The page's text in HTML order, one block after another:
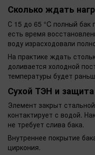
Сколько ждать
С 15 до 65 °C полный бак
есть время
воду израсходовали
На практике ждать
доливается холодной
температуры будет
Сухой ТЭН и
Элемент закрыт
контактирует с водой.
не требует слива бака.
Внутреннее покрытие
циркония.